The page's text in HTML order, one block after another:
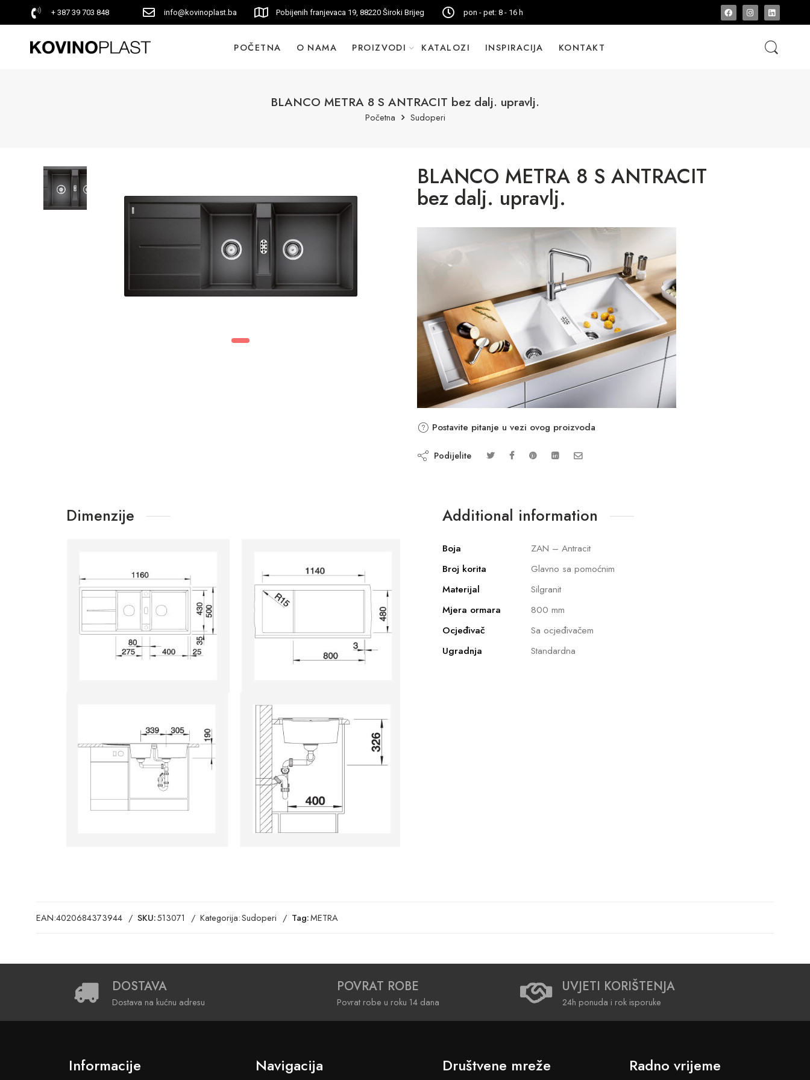
+ 387 39 703 848 info@kovinoplast.ba Pobijenih franjevaca 19, 88220 Široki Brijeg pon - pet: 8 - 16 h
POČETNA O NAMA PROIZVODI KATALOZI INSPIRACIJA KONTAKT
BLANCO METRA 8 S ANTRACIT bez dalj. upravlj.
Početna Sudoperi
BLANCO METRA 8 S ANTRACIT
bez dalj. upravlj.
Postavite pitanje u vezi ovog proizvoda
Podijelite
Dimenzije Additional information
Boja
ZAN – Antracit
Broj korita
Glavno sa pomoćnim
Materijal
Silgranit
Mjera ormara
800 mm
Ocjeđivač
Sa ocjeđivačem
Ugradnja
Standardna
EAN:4020684373944 SKU:513071 Kategorija:Sudoperi Tag:METRA
DOSTAVA
Dostava na kućnu adresu
POVRAT ROBE
Povrat robe u roku 14 dana
UVJETI KORIŠTENJA
24h ponuda i rok isporuke
Informacije Navigacija Društvene mreže Radno vrijeme